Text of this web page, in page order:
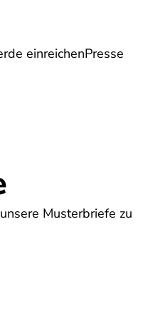
einreichenPresse
Reise Verträge
Musterbriefe zu